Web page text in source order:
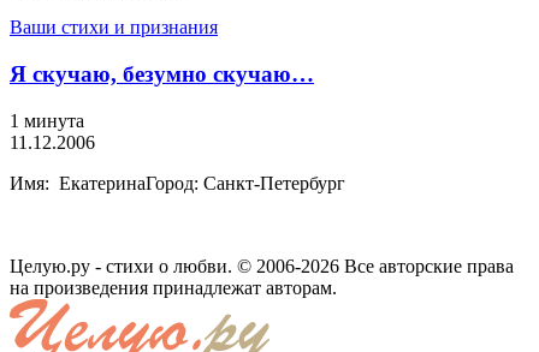
Ваши стихи и признания
Я скучаю, безумно скучаю…
1 минута
11.12.2006
Имя: ЕкатеринаГород: Санкт-Петербург
Целую.ру - стихи о любви. © 2006-2026 Все авторские права
на произведения принадлежат авторам.